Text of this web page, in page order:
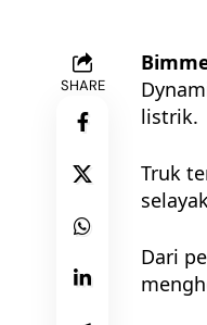
SHARE
listrik.
Truk
Dari